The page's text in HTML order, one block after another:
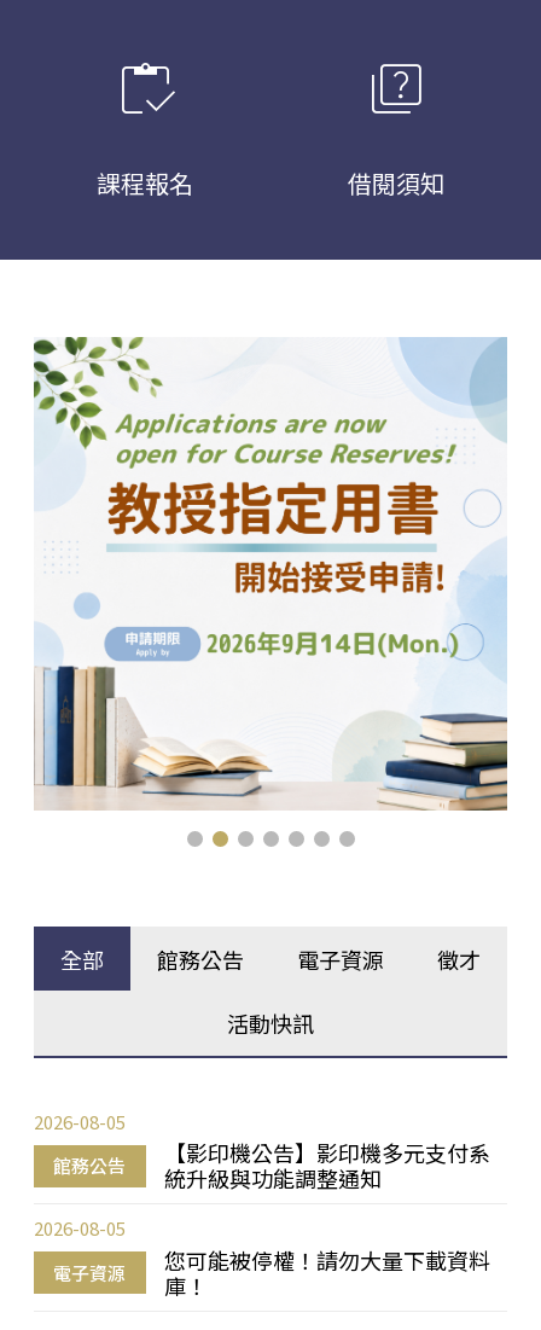
inventory
課程報名
quiz
借閱須知
全部 館務公告 電子資源 徵才
活動快訊
館務公告
【影印機公告】影印機多元支付系
統升級與功能調整通知
2026-08-05
電子資源
您可能被停權！請勿大量下載資料
庫！
2026-08-05